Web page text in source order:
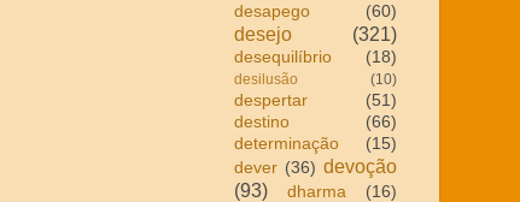
desapego
(60)
desejo (321)
desequilíbrio (18)
desilusão (10)
despertar
(51)
destino
(66)
determinação
(15)
dever (36) devoção
(93)
dharma
(16)